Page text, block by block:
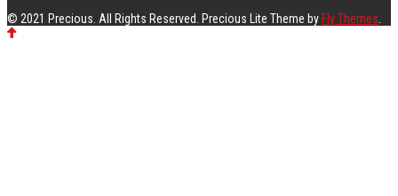
© 2021 Precious. All Rights Reserved. Precious Lite Theme by Fly Themes